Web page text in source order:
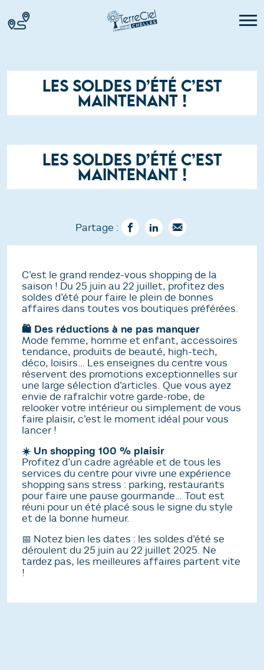
LES SOLDES D’ÉTÉ C’EST
MAINTENANT !
LES SOLDES D’ÉTÉ C’EST
MAINTENANT !
Partage :
C’est le grand rendez-vous shopping de la
saison ! Du 25 juin au 22 juillet, profitez des
soldes d’été pour faire le plein de bonnes
affaires dans toutes vos boutiques préférées.
🛍️ Des réductions à ne pas manquer
Mode femme, homme et enfant, accessoires
tendance, produits de beauté, high-tech,
déco, loisirs… Les enseignes du centre vous
réservent des promotions exceptionnelles sur
une large sélection d’articles. Que vous ayez
envie de rafraîchir votre garde-robe, de
relooker votre intérieur ou simplement de vous
faire plaisir, c’est le moment idéal pour vous
lancer !
☀️ Un shopping 100 % plaisir
Profitez d’un cadre agréable et de tous les
services du centre pour vivre une expérience
shopping sans stress : parking, restaurants
pour faire une pause gourmande… Tout est
réuni pour un été placé sous le signe du style
et de la bonne humeur.
📅 Notez bien les dates : les soldes d’été se
déroulent du 25 juin au 22 juillet 2025. Ne
tardez pas, les meilleures affaires partent vite
!